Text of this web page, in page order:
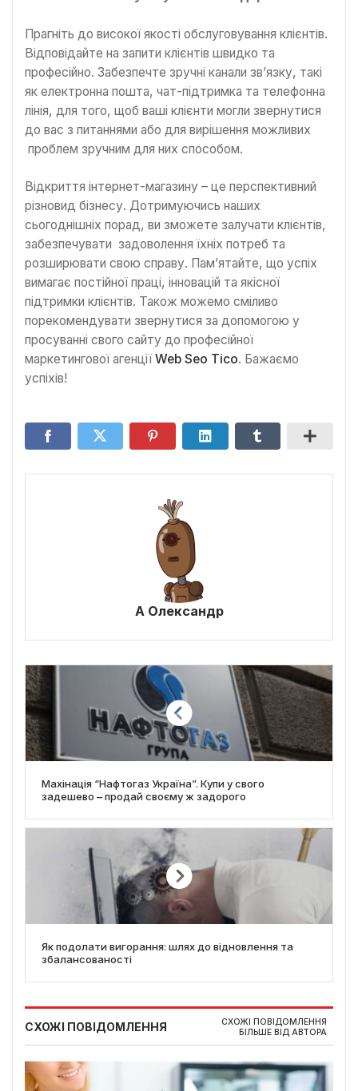
Прагніть до високої якості обслуговування клієнтів.
Відповідайте на запити клієнтів швидко та
професійно. Забезпечте зручні канали зв’язку, такі
як електронна пошта, чат-підтримка та телефонна
лінія, для того, щоб ваші клієнти могли звернутися
до вас з питаннями або для вирішення можливих
проблем зручним для них способом.
Відкриття інтернет-магазину – це перспективний
різновид бізнесу. Дотримуючись наших
сьогоднішніх порад, ви зможете залучати клієнтів,
забезпечувати задоволення їхніх потреб та
розширювати свою справу. Пам’ятайте, що успіх
вимагає постійної праці, інновацій та якісної
підтримки клієнтів. Також можемо сміливо
порекомендувати звернутися за допомогою у
просуванні свого сайту до професійної
маркетингової агенції Web Seo Tico. Бажаємо
успіхів!
А Олександр
Махінація “Нафтогаз Україна”. Купи у свого
задешево – продай своєму ж задорого
Як подолати вигорання: шлях до відновлення та
збалансованості
СХОЖІ ПОВІДОМЛЕННЯ
СХОЖІ ПОВІДОМЛЕННЯ
БІЛЬШЕ ВІД АВТОРА